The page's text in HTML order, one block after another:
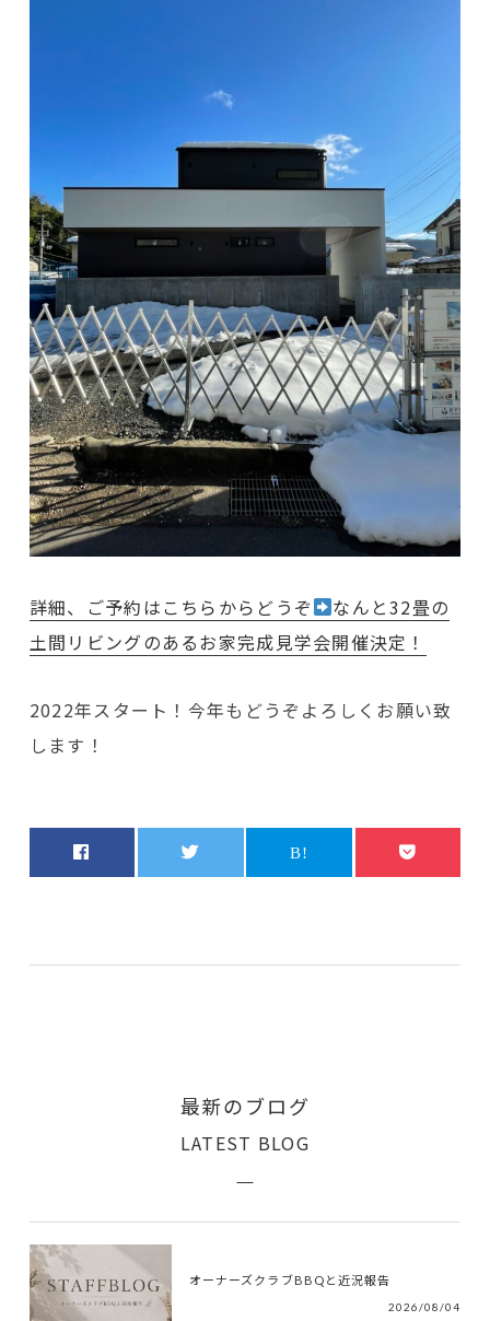
詳細、ご予約はこちらからどうぞ
なんと32畳の
土間リビングのあるお家完成見学会開催決定！
2022年スタート！今年もどうぞよろしくお願い致
します！
最新のブログ
LATEST BLOG
オーナーズクラブBBQと近況報告
2026/08/04